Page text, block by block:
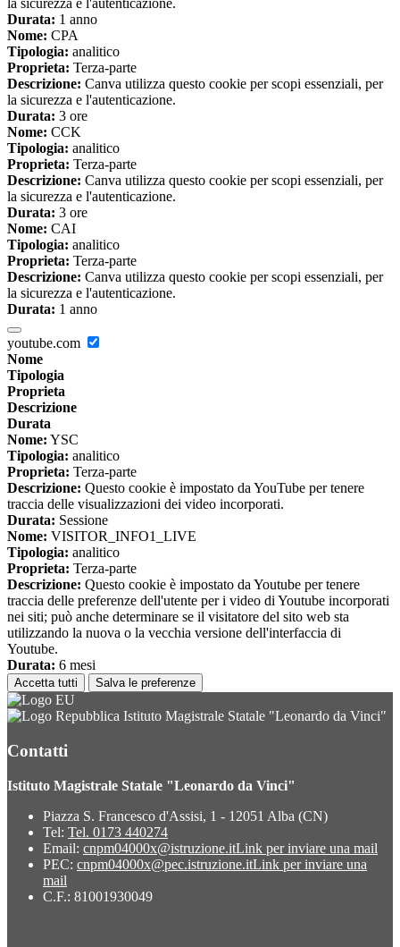
la sicurezza e l'autenticazione.
Durata: 1 anno
Nome: CPA
Tipologia: analitico
Proprieta: Terza-parte
Descrizione: Canva utilizza questo cookie per scopi essenziali, per
la sicurezza e l'autenticazione.
Durata: 3 ore
Nome: CCK
Tipologia: analitico
Proprieta: Terza-parte
Descrizione: Canva utilizza questo cookie per scopi essenziali, per
la sicurezza e l'autenticazione.
Durata: 3 ore
Nome: CAI
Tipologia: analitico
Proprieta: Terza-parte
Descrizione: Canva utilizza questo cookie per scopi essenziali, per
la sicurezza e l'autenticazione.
Durata: 1 anno
youtube.com
Nome
Tipologia
Proprieta
Descrizione
Durata
Nome: YSC
Tipologia: analitico
Proprieta: Terza-parte
Descrizione: Questo cookie è impostato da YouTube per tenere
traccia delle visualizzazioni dei video incorporati.
Durata: Sessione
Nome: VISITOR_INFO1_LIVE
Tipologia: analitico
Proprieta: Terza-parte
Descrizione: Questo cookie è impostato da Youtube per tenere
traccia delle preferenze dell'utente per i video di Youtube incorporati
nei siti; può anche determinare se il visitatore del sito web sta
utilizzando la nuova o la vecchia versione dell'interfaccia di
Youtube.
Durata: 6 mesi
Accetta tutti Salva le preferenze
Istituto Magistrale Statale "Leonardo da Vinci"
Contatti
Istituto Magistrale Statale "Leonardo da Vinci"
Piazza S. Francesco d'Assisi, 1 - 12051 Alba (CN)
Tel: Tel. 0173 440274
Email: cnpm04000x@istruzione.itLink per inviare una mail
PEC: cnpm04000x@pec.istruzione.itLink per inviare una
mail
C.F.: 81001930049